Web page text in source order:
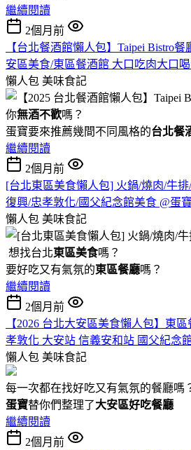
繼續閱讀
2個月前
【台北餐酒館懶人包】Taipei Bistro
安區美食/東區餐酒館 大口吃肉大口
懶人包 美味食記
你無酒不歡嗎？
蛋寶要來推薦幾間不同風格的台北餐
繼續閱讀
2個月前
[台北東區美食懶人包] 火鍋/燒肉/牛
復興/忠孝敦化/國父紀念館美食 @蛋
懶人包 美味食記
想找台北東區美食嗎？
要好吃又有氣氛的東區餐廳嗎？
繼續閱讀
2個月前
【2026 台北大安區美食懶人包】東
孝敦化 大安站 信義安和站 國父紀念
懶人包 美味食記
每一次都在找好吃又有氣氛的餐廳嗎
蛋寶替你們整理了大安區好吃餐廳
繼續閱讀
2個月前